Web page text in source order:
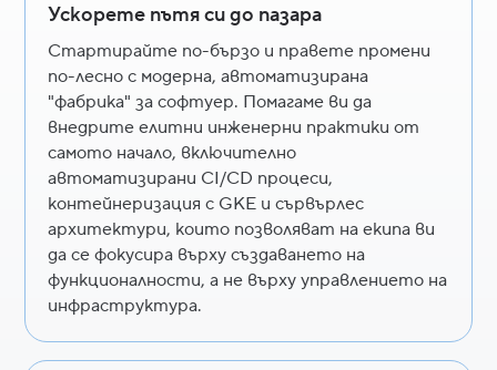
Ускорете пътя си до пазара
Стартирайте по-бързо и правете промени
по-лесно с модерна, автоматизирана
"фабрика" за софтуер. Помагаме ви да
внедрите елитни инженерни практики от
самото начало, включително
автоматизирани CI/CD процеси,
контейнеризация с GKE и сървърлес
архитектури, които позволяват на екипа ви
да се фокусира върху създаването на
функционалности, а не върху управлението на
инфраструктура.